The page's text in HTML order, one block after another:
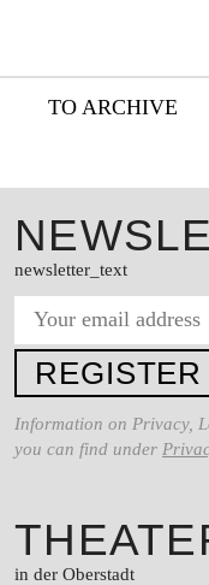
TO ARCHIVE
newsletter_text
Information on Privacy,
you can find under
in der Oberstadt